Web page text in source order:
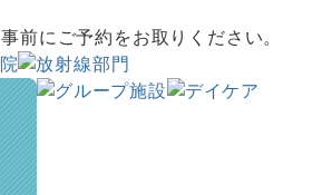
前にご予約をお取りください。